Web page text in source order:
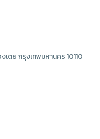
ตย กรุงเทพมหานคร 10110